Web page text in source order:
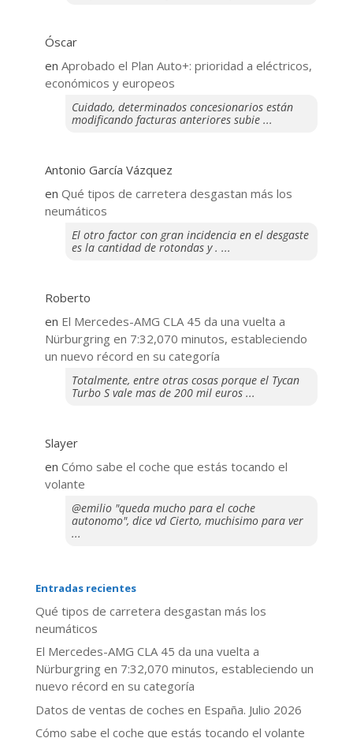
Óscar
en Aprobado el Plan Auto+: prioridad a eléctricos,
económicos y europeos
Cuidado, determinados concesionarios están
modificando facturas anteriores subie ...
Antonio García Vázquez
en Qué tipos de carretera desgastan más los
neumáticos
El otro factor con gran incidencia en el desgaste
es la cantidad de rotondas y . ...
Roberto
en El Mercedes-AMG CLA 45 da una vuelta a
Nürburgring en 7:32,070 minutos, estableciendo
un nuevo récord en su categoría
Totalmente, entre otras cosas porque el Tycan
Turbo S vale mas de 200 mil euros ...
Slayer
en ​Cómo sabe el coche que estás tocando el
volante
@emilio "queda mucho para el coche
autonomo", dice vd Cierto, muchisimo para ver
...
Entradas recientes
Qué tipos de carretera desgastan más los
neumáticos
El Mercedes-AMG CLA 45 da una vuelta a
Nürburgring en 7:32,070 minutos, estableciendo un
nuevo récord en su categoría
Datos de ventas de coches en España. Julio 2026
​Cómo sabe el coche que estás tocando el volante